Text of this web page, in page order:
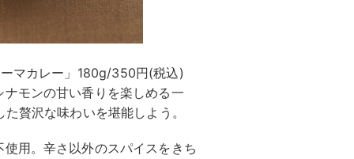
マカレー」180g/350円(税込)
モンの甘い香りを楽しめる一
贅沢な味わいを堪能しよう。
用。辛さ以外のスパイスをきち